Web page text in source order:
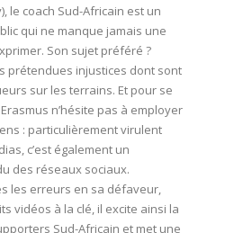
le coach Sud-Africain est un
qui ne manque jamais une
Son sujet préféré ?
prétendues injustices dont sont
sur les terrains. Et pour se
n’hésite pas à employer
: particulièrement virulent
c’est également un
des réseaux sociaux.
les erreurs en sa défaveur,
vidéos à la clé, il excite ainsi la
Sud-Africain et met une